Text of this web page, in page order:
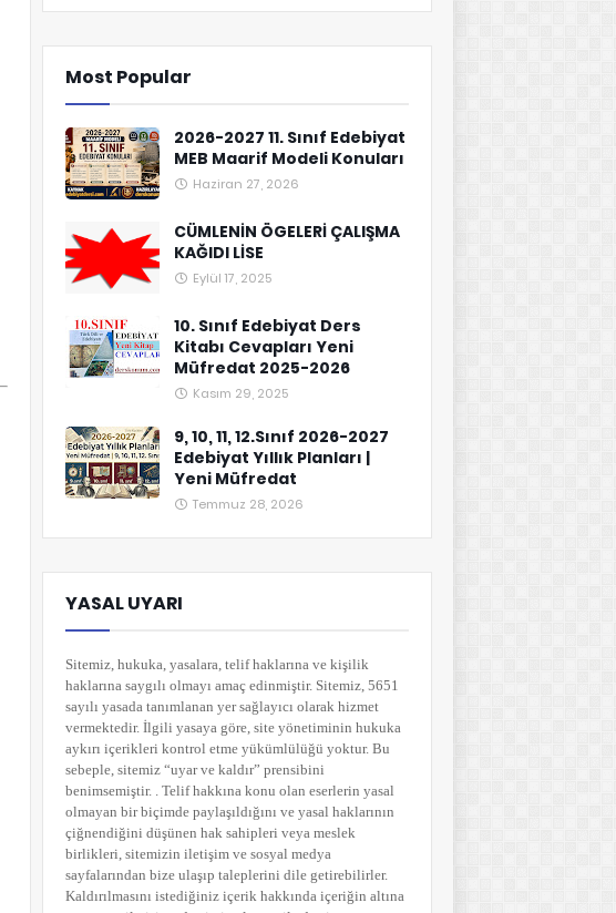
Most Popular
2026-2027 11. Sınıf Edebiyat
MEB Maarif Modeli Konuları
Haziran 27, 2026
CÜMLENİN ÖGELERİ ÇALIŞMA
KAĞIDI LİSE
Eylül 17, 2025
10. Sınıf Edebiyat Ders
Kitabı Cevapları Yeni
Müfredat 2025-2026
Kasım 29, 2025
9, 10, 11, 12.Sınıf 2026-2027
Edebiyat Yıllık Planları |
Yeni Müfredat
Temmuz 28, 2026
YASAL UYARI
Sitemiz, hukuka, yasalara, telif haklarına ve kişilik
haklarına saygılı olmayı amaç edinmiştir. Sitemiz, 5651
sayılı yasada tanımlanan yer sağlayıcı olarak hizmet
vermektedir. İlgili yasaya göre, site yönetiminin hukuka
aykırı içerikleri kontrol etme yükümlülüğü yoktur. Bu
sebeple, sitemiz “uyar ve kaldır” prensibini
benimsemiştir. . Telif hakkına konu olan eserlerin yasal
olmayan bir biçimde paylaşıldığını ve yasal haklarının
çiğnendiğini düşünen hak sahipleri veya meslek
birlikleri, sitemizin iletişim ve sosyal medya
sayfalarından bize ulaşıp taleplerini dile getirebilirler.
Kaldırılmasını istediğiniz içerik hakkında içeriğin altına